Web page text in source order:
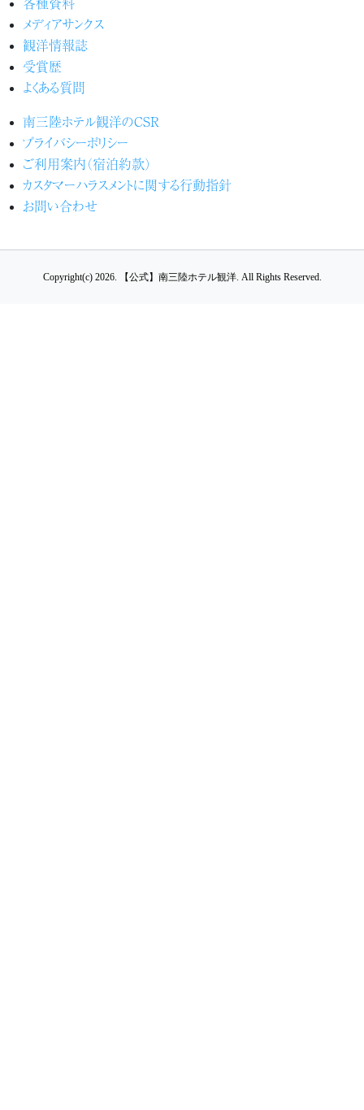
メディアサンクス
観洋情報誌
受賞歴
よくある質問
南三陸ホテル観洋のCSR
プライバシーポリシー
ご利用案内（宿泊約款）
カスタマーハラスメントに関する行動指針
お問い合わせ
Copyright(c) 2026. 【公式】南三陸ホテル観洋. All Rights Reserved.